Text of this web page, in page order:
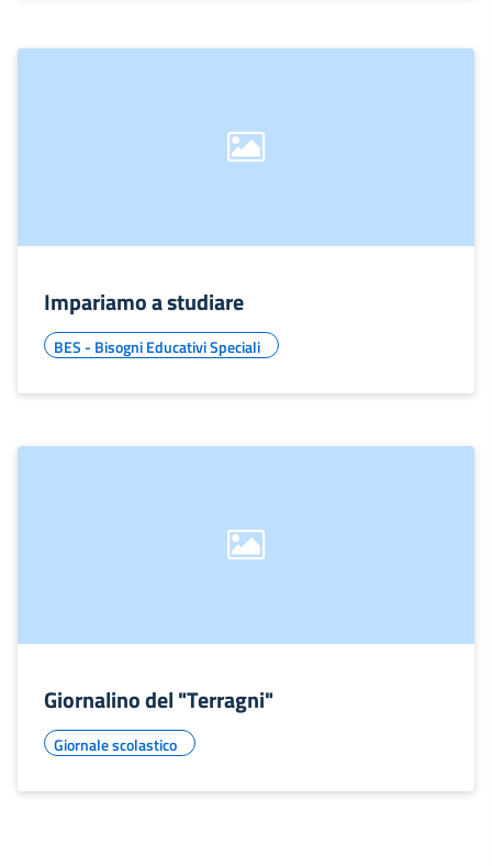
Impariamo a studiare
BES - Bisogni Educativi Speciali
Giornalino del "Terragni"
Giornale scolastico